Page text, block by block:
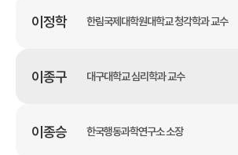
이정학 한림국제대학원대학교 청각학과 교수
이종구 대구대학교 심리학과 교수
이종승 한국행동과학연구소 소장